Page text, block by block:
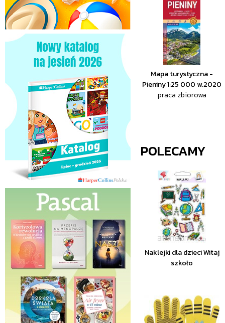
Mapa turystyczna -
Pieniny 1:25 000 w.2020
praca zbiorowa
POLECAMY
Naklejki dla dzieci Witaj
szkoło